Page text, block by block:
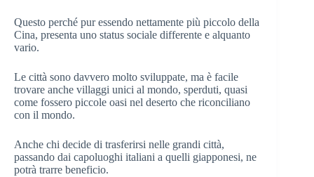
Questo perché pur essendo nettamente più piccolo della
Cina, presenta uno status sociale differente e alquanto
vario.
Le città sono davvero molto sviluppate, ma è facile
trovare anche villaggi unici al mondo, sperduti, quasi
come fossero piccole oasi nel deserto che riconciliano
con il mondo.
Anche chi decide di trasferirsi nelle grandi città,
passando dai capoluoghi italiani a quelli giapponesi, ne
potrà trarre beneficio.